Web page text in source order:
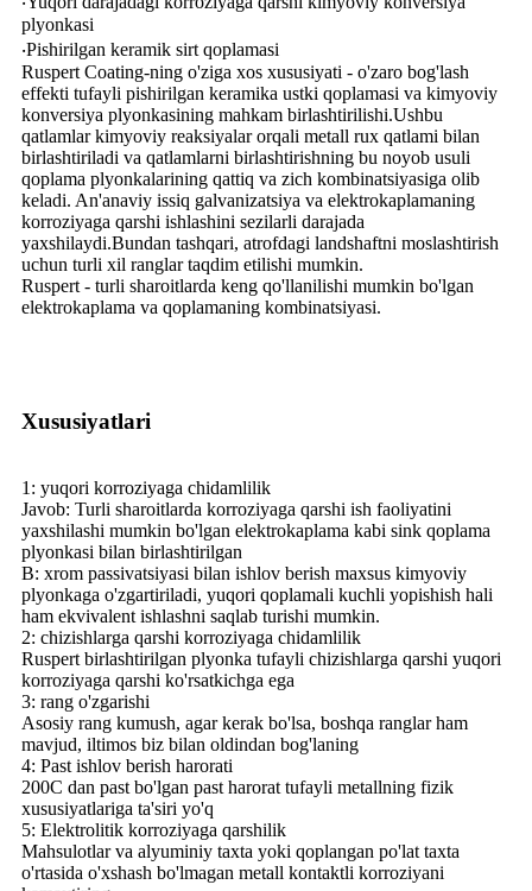
plyonkasi
‧Pishirilgan keramik sirt qoplamasi
Ruspert Coating-ning o'ziga xos xususiyati - o'zaro bog'lash
effekti tufayli pishirilgan keramika ustki qoplamasi va kimyoviy
konversiya plyonkasining mahkam birlashtirilishi.Ushbu
qatlamlar kimyoviy reaksiyalar orqali metall rux qatlami bilan
birlashtiriladi va qatlamlarni birlashtirishning bu noyob usuli
qoplama plyonkalarining qattiq va zich kombinatsiyasiga olib
keladi. An'anaviy issiq galvanizatsiya va elektrokaplamaning
korroziyaga qarshi ishlashini sezilarli darajada
yaxshilaydi.Bundan tashqari, atrofdagi landshaftni moslashtirish
uchun turli xil ranglar taqdim etilishi mumkin.
Ruspert - turli sharoitlarda keng qo'llanilishi mumkin bo'lgan
elektrokaplama va qoplamaning kombinatsiyasi.
Xususiyatlari
1: yuqori korroziyaga chidamlilik
Javob: Turli sharoitlarda korroziyaga qarshi ish faoliyatini
yaxshilashi mumkin bo'lgan elektrokaplama kabi sink qoplama
plyonkasi bilan birlashtirilgan
B: xrom passivatsiyasi bilan ishlov berish maxsus kimyoviy
plyonkaga o'zgartiriladi, yuqori qoplamali kuchli yopishish hali
ham ekvivalent ishlashni saqlab turishi mumkin.
2: chizishlarga qarshi korroziyaga chidamlilik
Ruspert birlashtirilgan plyonka tufayli chizishlarga qarshi yuqori
korroziyaga qarshi ko'rsatkichga ega
3: rang o'zgarishi
Asosiy rang kumush, agar kerak bo'lsa, boshqa ranglar ham
mavjud, iltimos biz bilan oldindan bog'laning
4: Past ishlov berish harorati
200C dan past bo'lgan past harorat tufayli metallning fizik
xususiyatlariga ta'siri yo'q
5: Elektrolitik korroziyaga qarshilik
Mahsulotlar va alyuminiy taxta yoki qoplangan po'lat taxta
o'rtasida o'xshash bo'lmagan metall kontaktli korroziyani